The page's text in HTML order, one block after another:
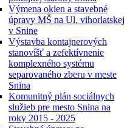
Výmena okien a stavebné
úpravy MŠ na Ul. vihorlatskej
v Snine
Výstavba kontajnerových
stanovíšť a zefektívnenie
komplexného systému
separovaného zberu v meste
Snina
Komunitný plán sociálnych
služieb pre mesto Snina na
roky 2015 - 2025